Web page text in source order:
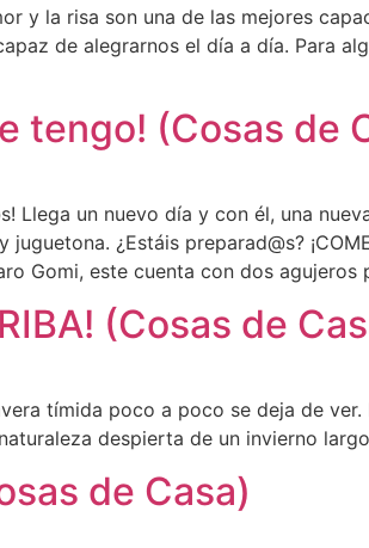
y la risa son una de las mejores
de alegrarnos el día a día. Para
tengo! (Cosas de
Llega un nuevo día y con él, una
¿Estáis preparad@s?
Gomi, este cuenta con dos agujeros
(Cosas de
tímida poco a poco se deja de
despierta de un invierno
de Casa)